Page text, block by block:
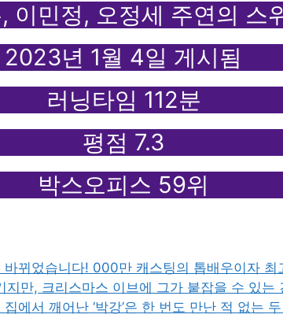
이민정, 오정세 주연의 스
2023년 1월 4일 게시됨
러닝타임 112분
평점 7.3
박스오피스 59위
뀌었습니다! 000만 캐스팅의 톱배우이자 최
지만, 크리스마스 이브에 그가 붙잡을 수 있는
에서 깨어난 ‘박강’은 한 번도 만난 적 없는